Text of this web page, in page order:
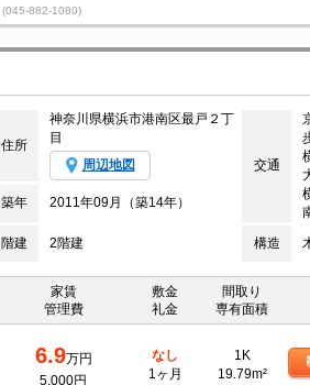
(045-882-1080)
住所
神奈川県横浜市港南区最戸２丁
目
周辺地図 交通
築年 2011年09月（築14年）
階建 2階建 構造
家賃
管理費
敷金
礼金
間取り
専有面積
6.9万円
5,000円
なし
1ヶ月
1K
19.79m²